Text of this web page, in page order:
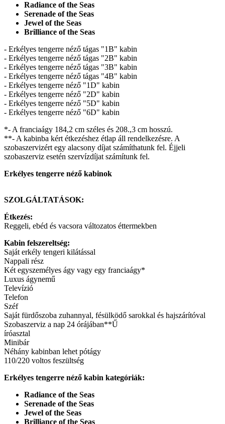
Radiance of the Seas
Serenade of the Seas
Jewel of the Seas
Brilliance of the Seas
- Erkélyes tengerre néző tágas "1B" kabin
- Erkélyes tengerre néző tágas "2B" kabin
- Erkélyes tengerre néző tágas "3B" kabin
- Erkélyes tengerre néző tágas "4B" kabin
- Erkélyes tengerre néző "1D" kabin
- Erkélyes tengerre néző "2D" kabin
- Erkélyes tengerre néző "5D" kabin
- Erkélyes tengerre néző "6D" kabin
*- A franciaágy 184,2 cm széles és 208.,3 cm hosszú.
**- A kabinba kért étkezéshez étlap áll rendelkezésre. A
szobaszervizért egy alacsony díjat számíthatunk fel. Éjjeli
szobaszerviz esetén szervízdíjat számítunk fel.
Erkélyes tengerre néző kabinok
SZOLGÁLTATÁSOK:
Étkezés:
Reggeli, ebéd és vacsora változatos éttermekben
Kabin felszereltség:
Saját erkély tengeri kilátással
Nappali rész
Két egyszemélyes ágy vagy egy franciaágy*
Luxus ágynemű
Televízió
Telefon
Széf
Saját fürdőszoba zuhannyal, fésülködő sarokkal és hajszárítóval
Szobaszerviz a nap 24 órájában**Ű
íróasztal
Minibár
Néhány kabinban lehet pótágy
110/220 voltos feszültség
Erkélyes tengerre néző kabin kategóriák:
Radiance of the Seas
Serenade of the Seas
Jewel of the Seas
Brilliance of the Seas